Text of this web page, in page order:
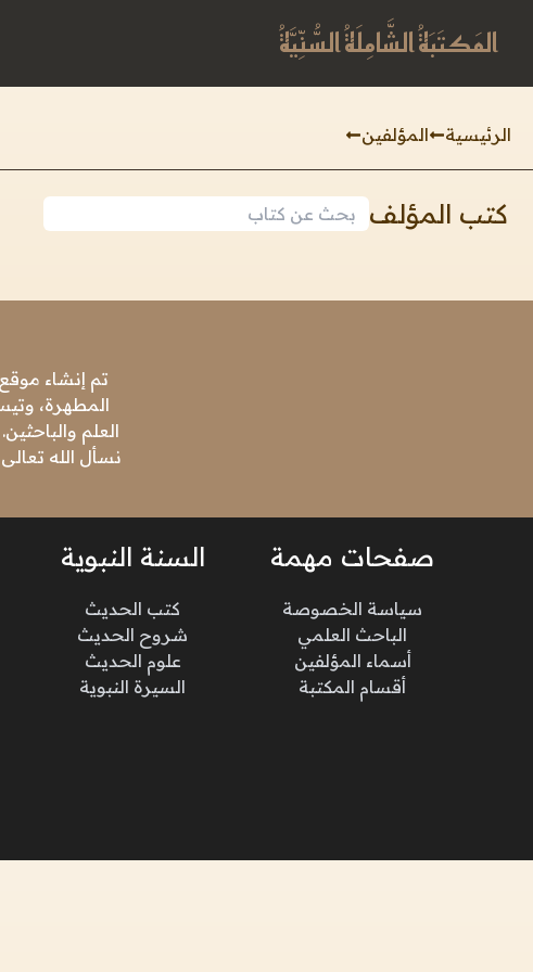
المَكتَبَةُ الشَّامِلَةُ السُّنِّيَّةُ
الرئيسية المؤلفين
كتب المؤلف
تم إنشاء
المطهرة،
العلم
نسأل الله
صفحات مهمة
سياسة الخصوصة
الباحث العلمي
أسماء المؤلفين
أقسام المكتبة
السنة النبوية
كتب الحديث
شروح الحديث
علوم الحديث
السيرة النبوية